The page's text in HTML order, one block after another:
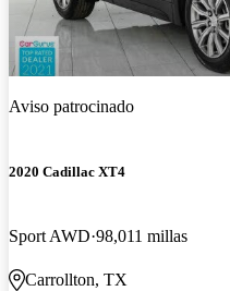
Aviso patrocinado
2020 Cadillac XT4
Sport AWD 98,011 millas
Carrollton, TX